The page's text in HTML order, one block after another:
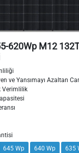
620Wp M12
ve Yansımayı Azaltan
Verimlilik
645 Wp 640 Wp 635